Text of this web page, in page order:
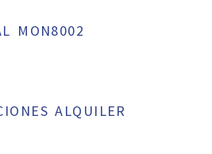
MON8002
ALQUILER